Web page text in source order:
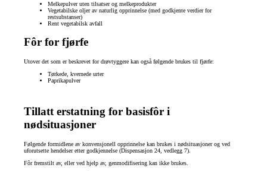
Melkepulver uten tilsatser og melkeprodukter
Vegetabilske oljer av naturlig opprinnelse (med godkjente verdier for
restsubstanser)
Rent vegetabilsk avfall
Fôr for fjørfe
Utover det som er beskrevet for drøvtyggere kan også følgende brukes til fjørfe:
Tørkede, kvernede urter
Paprikapulver
Tillatt erstatning for basisfôr i
nødsituasjoner
Følgende formidlene av konvensjonell opprinnelse kan brukes i nødsituasjoner og ved
uforutsette hendelser etter godkjennelse (Dispensasjon 24, vedlegg 7).
Fôr fremstilt av, eller ved hjelp av, genmodifisering kan ikke brukes.